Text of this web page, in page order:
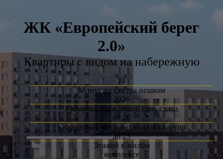
ЖК «Европейский берег
2.0»
Квартиры с видом на набережную
20
Минут до центра пешком
2026
1 квартал ближайший срок сдачи
от 26
Квадратных метров площадь квартир
до 25
Этажей в жилом
комплексе